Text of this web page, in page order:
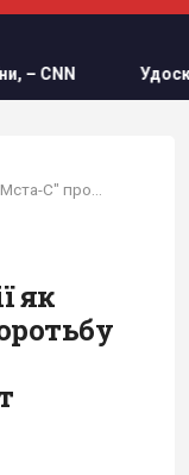
"Герані"
як